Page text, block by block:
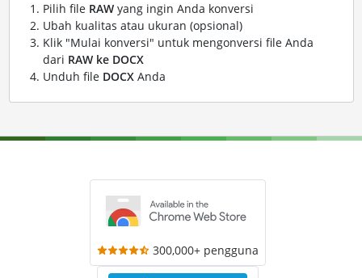
Pilih file RAWyang ingin Anda konversi
Ubah kualitas atau ukuran (opsional)
Klik "Mulai konversi" untuk mengonversi file Anda
dari RAW ke DOCX
Unduh file DOCXAnda
300,000+ pengguna